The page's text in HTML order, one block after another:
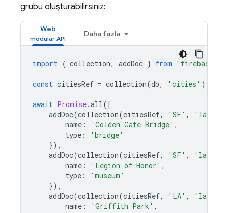
grubu oluşturabilirsiniz:
Web
Daha fazla
import { collection, addDoc } from "firebase/
const citiesRef = collection(db, 'cities' );
await Promise.all([
addDoc(collection(citiesRef, 'SF' ,
name : 'Golden Gate Bridge' ,
type :
'bridge'
}),
addDoc(collection(citiesRef, 'SF' ,
name : 'Legion of Honor' ,
type :
'museum'
}),
addDoc(collection(citiesRef, 'LA' ,
name : 'Griffith Park' ,